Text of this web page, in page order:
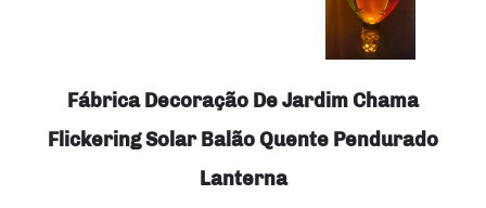
Fábrica Decoração De Jardim Chama
Flickering Solar Balão Quente Pendurado
Lanterna